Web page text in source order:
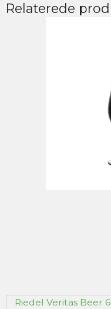
Relaterede
Riedel Veritas Beer